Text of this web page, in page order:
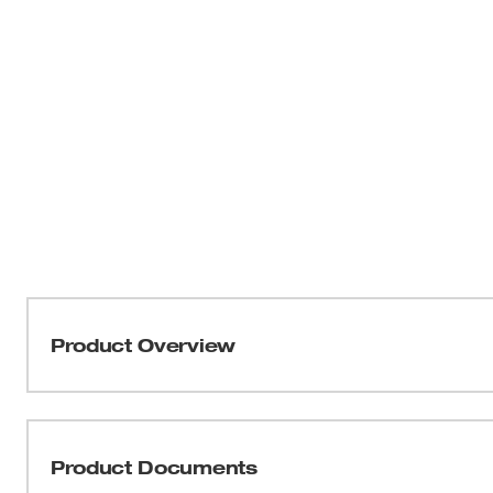
Product Overview
preciso proporciona un ajuste fácil y marcas de alto
preciso. Las marcas de torque gruesas impulsan la
las marcas grabadas con láser de larga duración
Product Documents